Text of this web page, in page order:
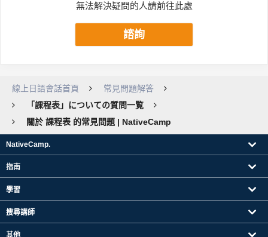
無法解決疑問的人請前往此處
諮詢
線上日語會話首頁
常見問題解答
「課程表」についての質問一覧
關於 課程表 的常見問題 | NativeCamp
NativeCamp.
指南
學習
搜尋講師
其他